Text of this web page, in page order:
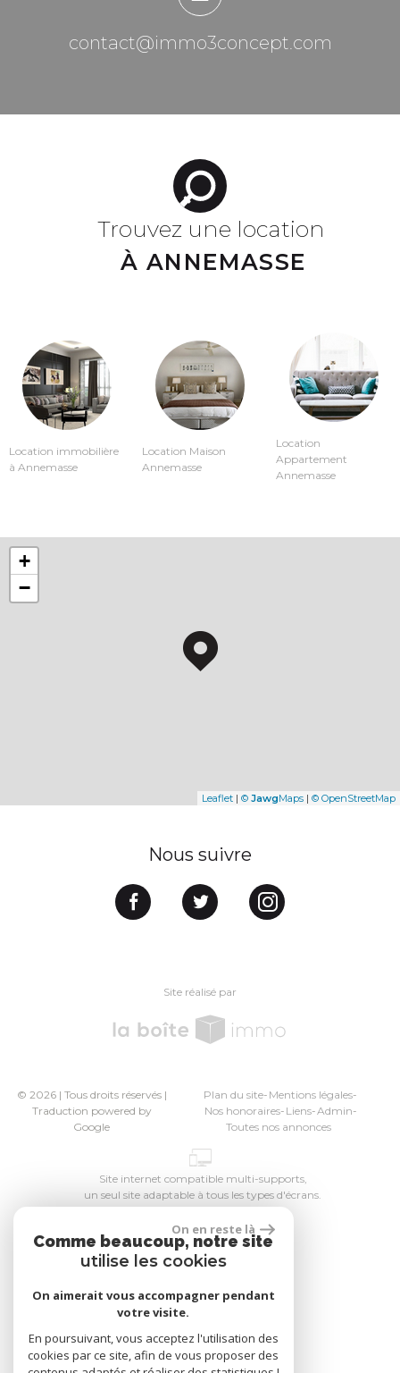
contact@immo3concept.com
Trouvez une location
À ANNEMASSE
Location immobilière
à Annemasse
Location Maison
Annemasse
Location
Appartement
Annemasse
+
−
Leaflet | © JawgMaps | © OpenStreetMap
Nous suivre
site réalisé par
© 2026 | Tous droits réservés |
Traduction powered by
Google
Plan du site Mentions légales
Nos honoraires Liens Admin
Toutes nos annonces
Site internet compatible multi-supports,
un seul site adaptable à tous les types d'écrans.
On en reste là
Comme beaucoup, notre site
utilise les cookies
On aimerait vous accompagner pendant
votre visite.
En poursuivant, vous acceptez l'utilisation des
cookies par ce site, afin de vous proposer des